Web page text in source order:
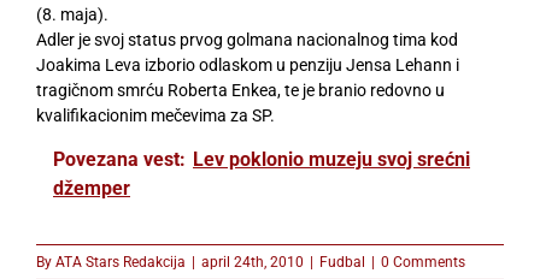
(8. maja).
Adler je svoj status prvog golmana nacionalnog tima kod
Joakima Leva izborio odlaskom u penziju Jensa Lehann i
tragičnom smrću Roberta Enkea, te je branio redovno u
kvalifikacionim mečevima za SP.
Povezana vest: Lev poklonio muzeju svoj srećni
džemper
By ATA Stars Redakcija | april 24th, 2010 | Fudbal | 0 Comments